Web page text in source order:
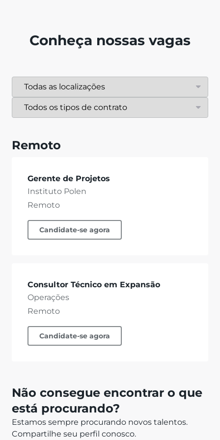
Conheça nossas vagas
Remoto
Gerente de Projetos
Instituto Polen
Remoto
Candidate-se agora
Consultor Técnico em Expansão
Operações
Remoto
Candidate-se agora
Não consegue encontrar o que
está procurando?
Estamos sempre procurando novos talentos.
Compartilhe seu perfil conosco.